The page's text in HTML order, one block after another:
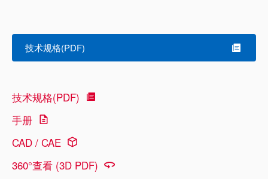
技术规格(PDF)
技术规格(PDF)
手册
CAD / CAE
360°查看 (3D PDF)